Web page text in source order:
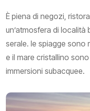
È piena di negozi,
un’atmosfera di
serale. le spiagge sono
e il mare cristallino
immersioni subacquee.